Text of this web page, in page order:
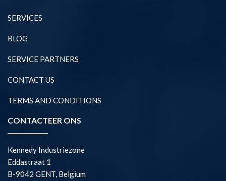
SERVICES
BLOG
SERVICE PARTNERS
CONTACT US
TERMS AND CONDITIONS
CONTACTEER ONS
Kennedy Industriezone
Eddastraat 1
B-9042 GENT, Belgium